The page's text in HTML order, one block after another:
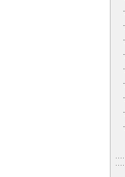
·
·
·
·
·
·
·
·
·